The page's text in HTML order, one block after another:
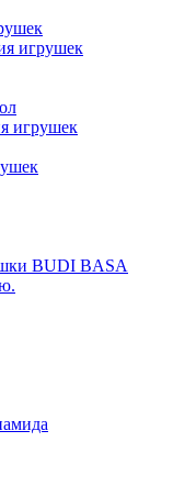
игрушек
игрушек
BUDI BASA